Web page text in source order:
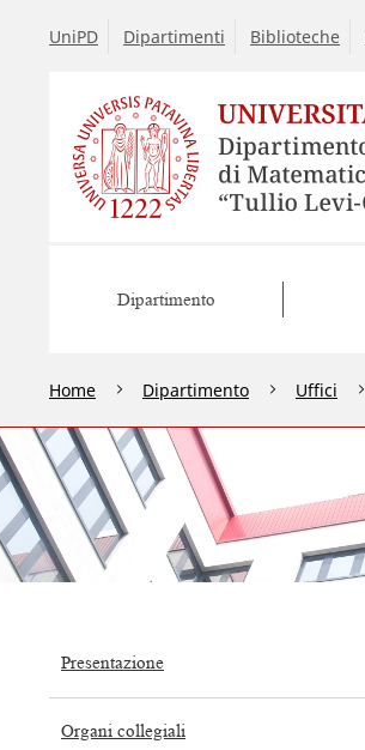
UniPD Dipartimenti Biblioteche
Dipartimento
Home Dipartimento Uffici
Presentazione
Organi collegiali